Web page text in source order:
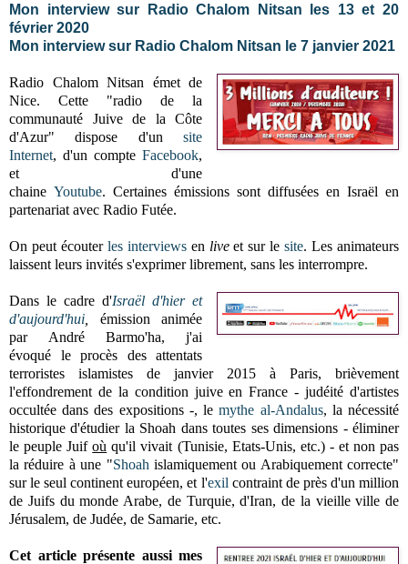
Mon interview sur Radio Chalom Nitsan les 13 et 20
février 2020
Mon interview sur Radio Chalom Nitsan le 7 janvier 2021
Radio Chalom Nitsan émet de
Nice. Cette "radio de la
communauté Juive de la Côte
d'Azur" dispose d'unsite
Internet, d'un compteFacebook,
et d'une
chaine Youtube. Certaines émissions sont diffusées en Israël en
partenariat avec Radio Futée.
On peut écouter les interviewsen liveet sur lesite. Les animateurs
laissent leurs invités s'exprimer librement, sans les interrompre.
Dans le cadre d'Israël d'hier et
d'aujourd'hui
émission
animée
par André Barmo'ha, j'ai
évoqué leprocès des attentats
terroristes islamistes de janvier 2015 à Paris, brièvement
l'effondrement de la condition juive en France - judéité d'artistes
occultée dans des expositions -, lemythe al-Andalus, la nécessité
historique d'étudier la Shoah dans toutes ses dimensions - éliminer
le peuple Juifoù qu'il vivait (Tunisie, Etats-Unis, etc.) - et non pas
la réduire à une "Shoah islamiquement ou Arabiquement correcte"
sur le seul continent européen, et l'exil contraint de près d'un million
de Juifs du monde Arabe, de Turquie, d'Iran, de la vieille ville de
Jérusalem, de Judée, de Samarie, etc.
Cet article présente aussi mes